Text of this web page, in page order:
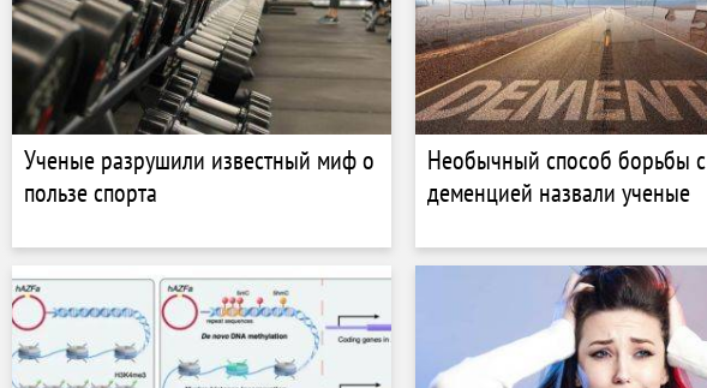
Ученые разрушили известный миф о
пользе спорта
Необычный способ борьбы с
деменцией назвали ученые